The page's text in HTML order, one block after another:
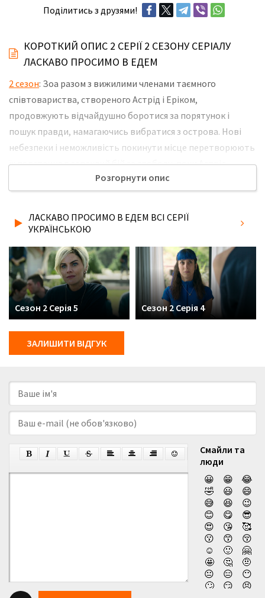
Поділитись з друзями!
КОРОТКИЙ ОПИС 2 СЕРІЇ 2 СЕЗОНУ СЕРІАЛУ
ЛАСКАВО ПРОСИМО В ЕДЕМ
2 сезон: Зоа разом з вижилими членами таємного
співтовариства, створеного Астрід і Еріком,
продовжують відчайдушно боротися за порятунок і
пошук правди, намагаючись вибратися з острова. Нові
небезпеки і неможливість покинути місце перетворюють
їх повстання в запеклий бій за свободу, поки Астрід
неухильно втілює в життя свої амбітні плани зі зведення
і зради кожна хвилина стає випробуванням, змушуючи
учасників спільноти переглядати свої погляди на дружбу,
дивились нову 2 серію 2 сезону серіалу Ласкаво просимо в
Едем українською мовою, у хорошій hd якості та з
українськими субтитрами!
Розгорнути опис
ЛАСКАВО ПРОСИМО В ЕДЕМ ВСІ СЕРІЇ
УКРАЇНСЬКОЮ
Сезон 2 Серія 5 Сезон 2 Серія 4
ЗАЛИШИТИ ВІДГУК
Смайли та
люди
😀
😁
😂
🤣
😃
😄
😅
😆
😉
😊
😋
😎
😍
😘
🥰
😗
😙
😚
☺️
🙂
🤗
🤩
🤔
🤨
😐
😑
😶
🙄
😏
😣